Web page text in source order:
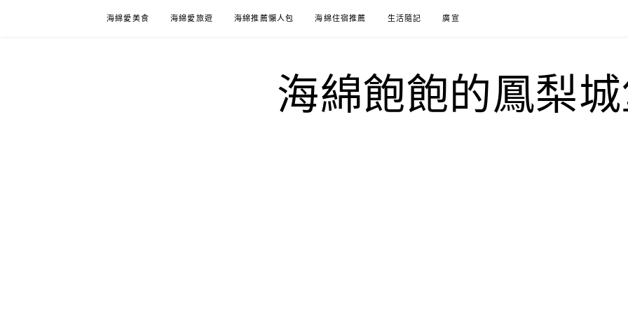
海綿愛美食 海綿愛旅遊 海綿推薦懶人包 海綿住宿推薦 生活隨記 廣宣
海綿飽飽的鳳梨